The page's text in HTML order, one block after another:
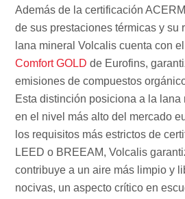
Además de la certificación
de sus prestaciones térmicas y su
lana mineral Volcalis cuenta con
Comfort GOLD de Eurofins,
emisiones de compuestos
Esta distinción posiciona a la lana
en el nivel más alto del mercado
los requisitos más estrictos de
LEED o BREEAM, Volcalis
contribuye a un aire más limpio y
nocivas, un aspecto crítico en